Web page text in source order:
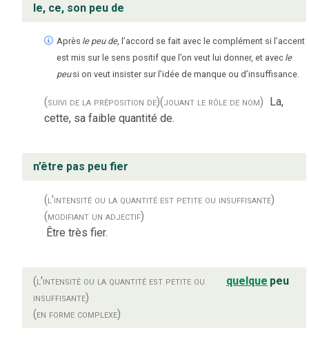
le, ce, son peu de
Après le peu de, l’accord se fait avec le complément si l’accent
est mis sur le sens positif que l’on veut lui donner, et avec le
peu si on veut insister sur l’idée de manque ou d’insuffisance.
(suivi de la préposition de)(jouant le rôle de nom) La,
cette, sa faible quantité de.
n’être pas peu fier
(l'intensité ou la quantité est petite ou insuffisante)
(modifiant un adjectif)
Être très fier.
(l'intensité ou la quantité est petite ou
insuffisante)
(en forme complexe)
quelque peu